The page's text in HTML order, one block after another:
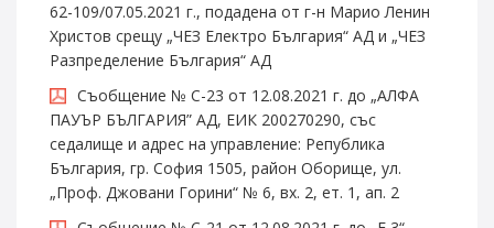
62-109/07.05.2021 г., подадена от г-н Марио Ленин
Христов срещу „ЧЕЗ Електро България“ АД и „ЧЕЗ
Разпределение България“ АД
Съобщение № С-23 от 12.08.2021 г. до „АЛФА
ПАУЪР БЪЛГАРИЯ” АД, ЕИК 200270290, със
седалище и адрес на управление: Република
България, гр. София 1505, район Оборище, ул.
„Проф. Джовани Горини“ № 6, вх. 2, ет. 1, ап. 2